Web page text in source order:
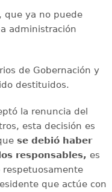
que ya no puede
administración
de Gobernación y
destituidos.
la renuncia del
esta decisión es
se debió haber
responsables, es
que actúe con